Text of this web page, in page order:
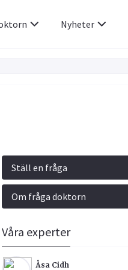
Rökavvänjning
Rörelseapparaten
Nyheter
Ställ en fråga
Om fråga doktorn
Våra experter
Åsa Cidh